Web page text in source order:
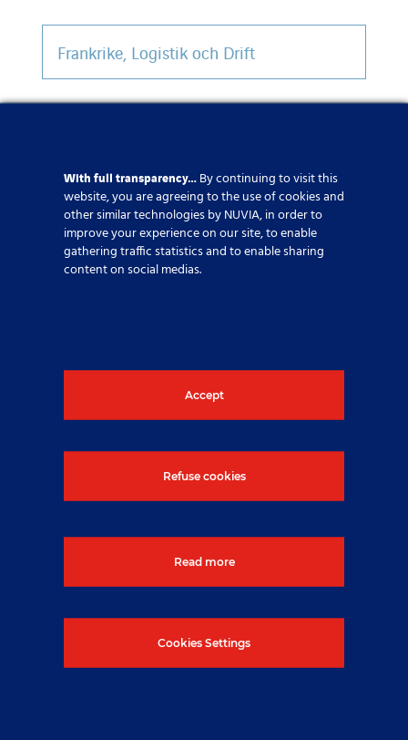
Frankrike Logistik och Drift
Dela den här artikeln
Om du behöver ytterligare
information, vänligen klicka på
With full transparency… By continuing to visit this
website, you are agreeing to the use of cookies and
other similar technologies by NUVIA, in order to
improve your experience on our site, to enable
gathering traffic statistics and to enable sharing
content on social medias.
Accept
Refuse cookies
Read more
Cookies Settings